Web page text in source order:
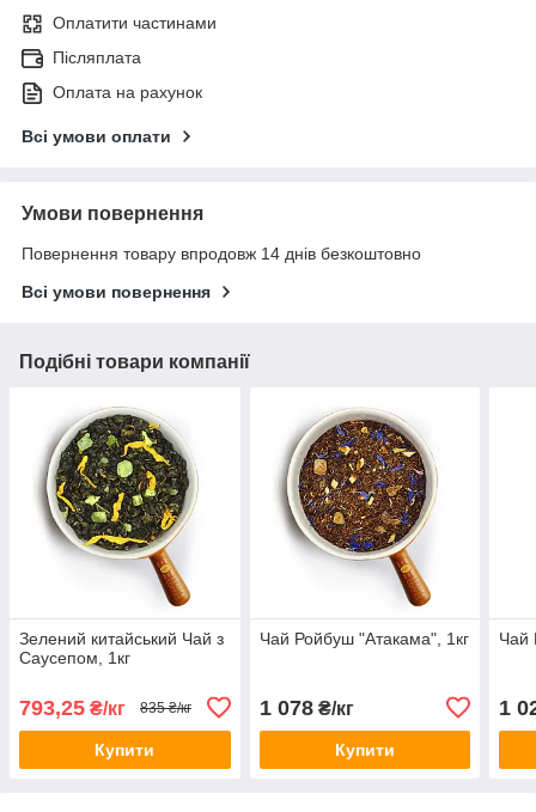
Оплатити частинами
Післяплата
Оплата на рахунок
Всі умови оплати
Умови повернення
Повернення товару впродовж 14 днів безкоштовно
Всі умови повернення
Подібні товари компанії
Зелений китайський Чай з
Саусепом, 1кг
793,25 ₴/кг 835 ₴/кг
Купити
Чай Ройбуш "Атакама", 1кг
1 078₴/кг
Купити
Чай
1